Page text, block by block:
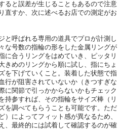
ると誤差が生じることもあるので注意
直すか、次に述べるお店での測定がお
と呼ばれる専用の道具でプロが計測し
な号数の指輪の形をした金属リングが
に合うリングをはめていき、ピッタリ
きめのリングから順に試し、指にちょ
を下げていくこと。装着した状態で指
行が阻害されていないか（きつすぎな
に関節で引っかからないかもチェック
持参すれば、その指輪をサイズ棒（リ
を調べてもらうことも可能です。ただ
）によってフィット感が異なるため、
、最終的には試着して確認するのが確